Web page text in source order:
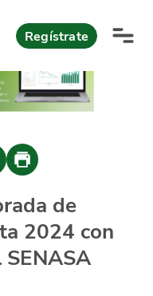
Regístrate
de
2024 con